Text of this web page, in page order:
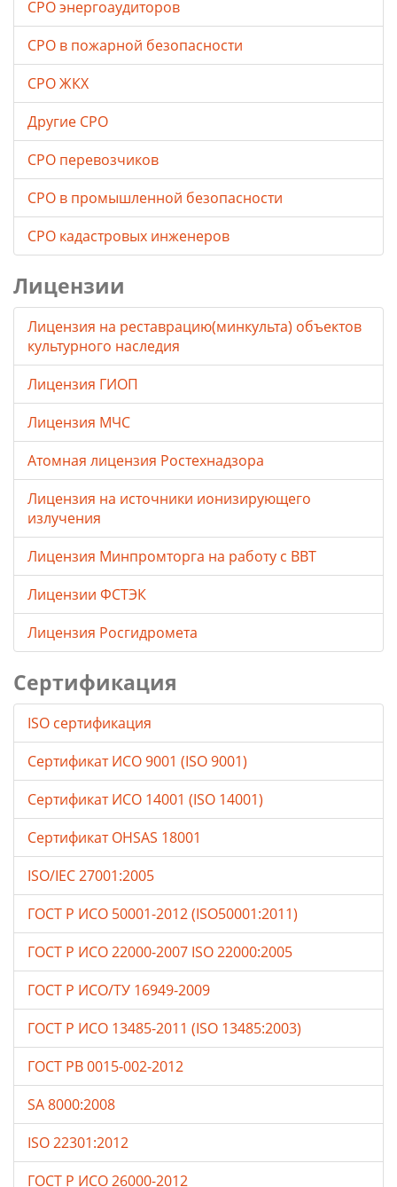
СРО энергоаудиторов
СРО в пожарной безопасности
СРО ЖКХ
Другие СРО
СРО перевозчиков
СРО в промышленной безопасности
СРО кадастровых инженеров
Лицензии
Лицензия на реставрацию(минкульта) объектов
культурного наследия
Лицензия ГИОП
Лицензия МЧС
Атомная лицензия Ростехнадзора
Лицензия на источники ионизирующего
излучения
Лицензия Минпромторга на работу с ВВТ
Лицензии ФСТЭК
Лицензия Росгидромета
Сертификация
ISO сертификация
Сертификат ИСО 9001 (ISO 9001)
Сертификат ИСО 14001 (ISO 14001)
Сертификат OHSAS 18001
ISO/IEC 27001:2005
ГОСТ Р ИСО 50001-2012 (ISO50001:2011)
ГОСТ Р ИСО 22000-2007 ISO 22000:2005
ГОСТ Р ИСО/ТУ 16949-2009
ГОСТ Р ИСО 13485-2011 (ISO 13485:2003)
ГОСТ РВ 0015-002-2012
SA 8000:2008
ISO 22301:2012
ГОСТ Р ИСО 26000-2012